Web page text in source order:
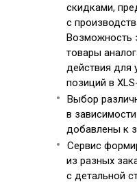
скидками,
с
Возможность
товары
действия для
позиций в
Выбор
в
добавлены к
Сервис
из разных
с детальной